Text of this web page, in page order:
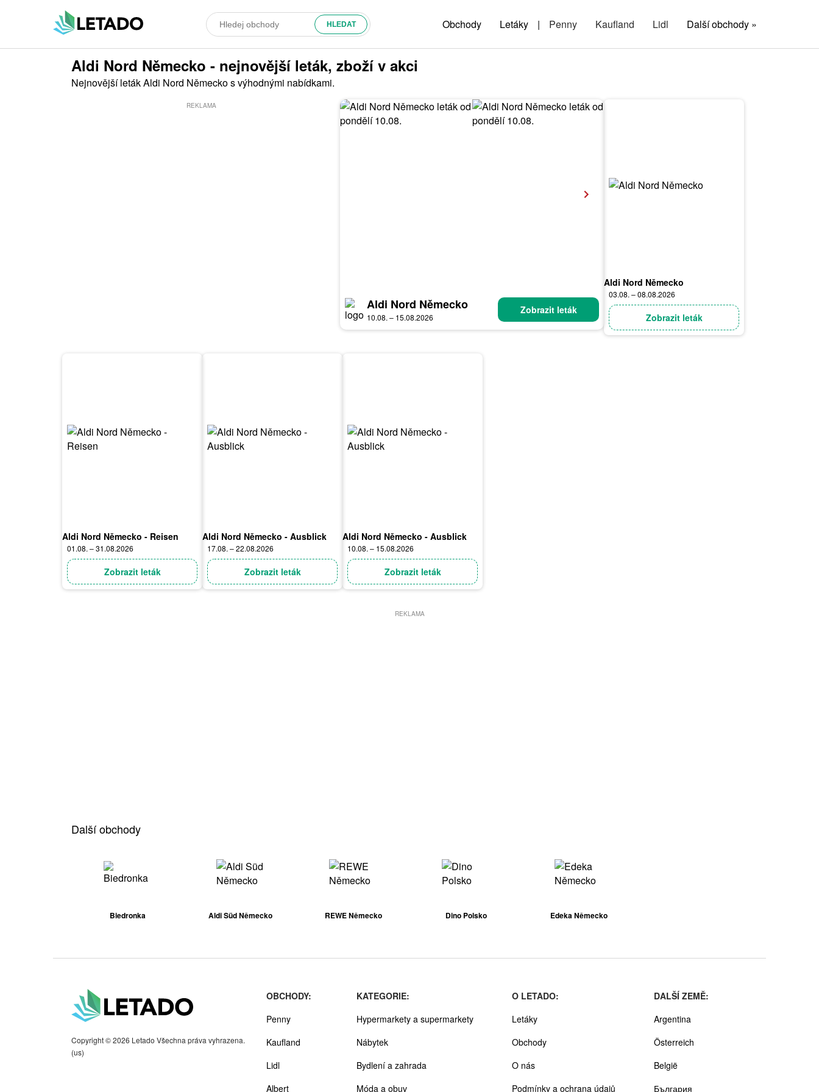
Obchody Letáky | Penny Kaufland Lidl Další obchody »
Aldi Nord Německo - nejnovější leták, zboží v akci
Nejnovější leták Aldi Nord Německo s výhodnými nabídkami.
REKLAMA
Aldi Nord Německo
10.08. – 15.08.2026
Zobrazit leták
Aldi Nord Německo
03.08. – 08.08.2026
Zobrazit leták
Aldi Nord Německo - Reisen
01.08. – 31.08.2026
Zobrazit leták
Aldi Nord Německo - Ausblick
17.08. – 22.08.2026
Zobrazit leták
Aldi Nord Německo - Ausblick
10.08. – 15.08.2026
Zobrazit leták
REKLAMA
Další obchody
Biedronka Aldi Süd Německo REWE Německo Dino Polsko Edeka Německo
Copyright © 2026 Letado Všechna práva vyhrazena.
(us)
OBCHODY:
Penny
Kaufland
Lidl
Albert
KATEGORIE:
Hypermarkety a supermarkety
Nábytek
Bydlení a zahrada
Móda a obuv
O LETADO:
Letáky
Obchody
O nás
Podmínky a ochrana údajů
DALŠÍ ZEMĚ:
Argentina
Österreich
België
България